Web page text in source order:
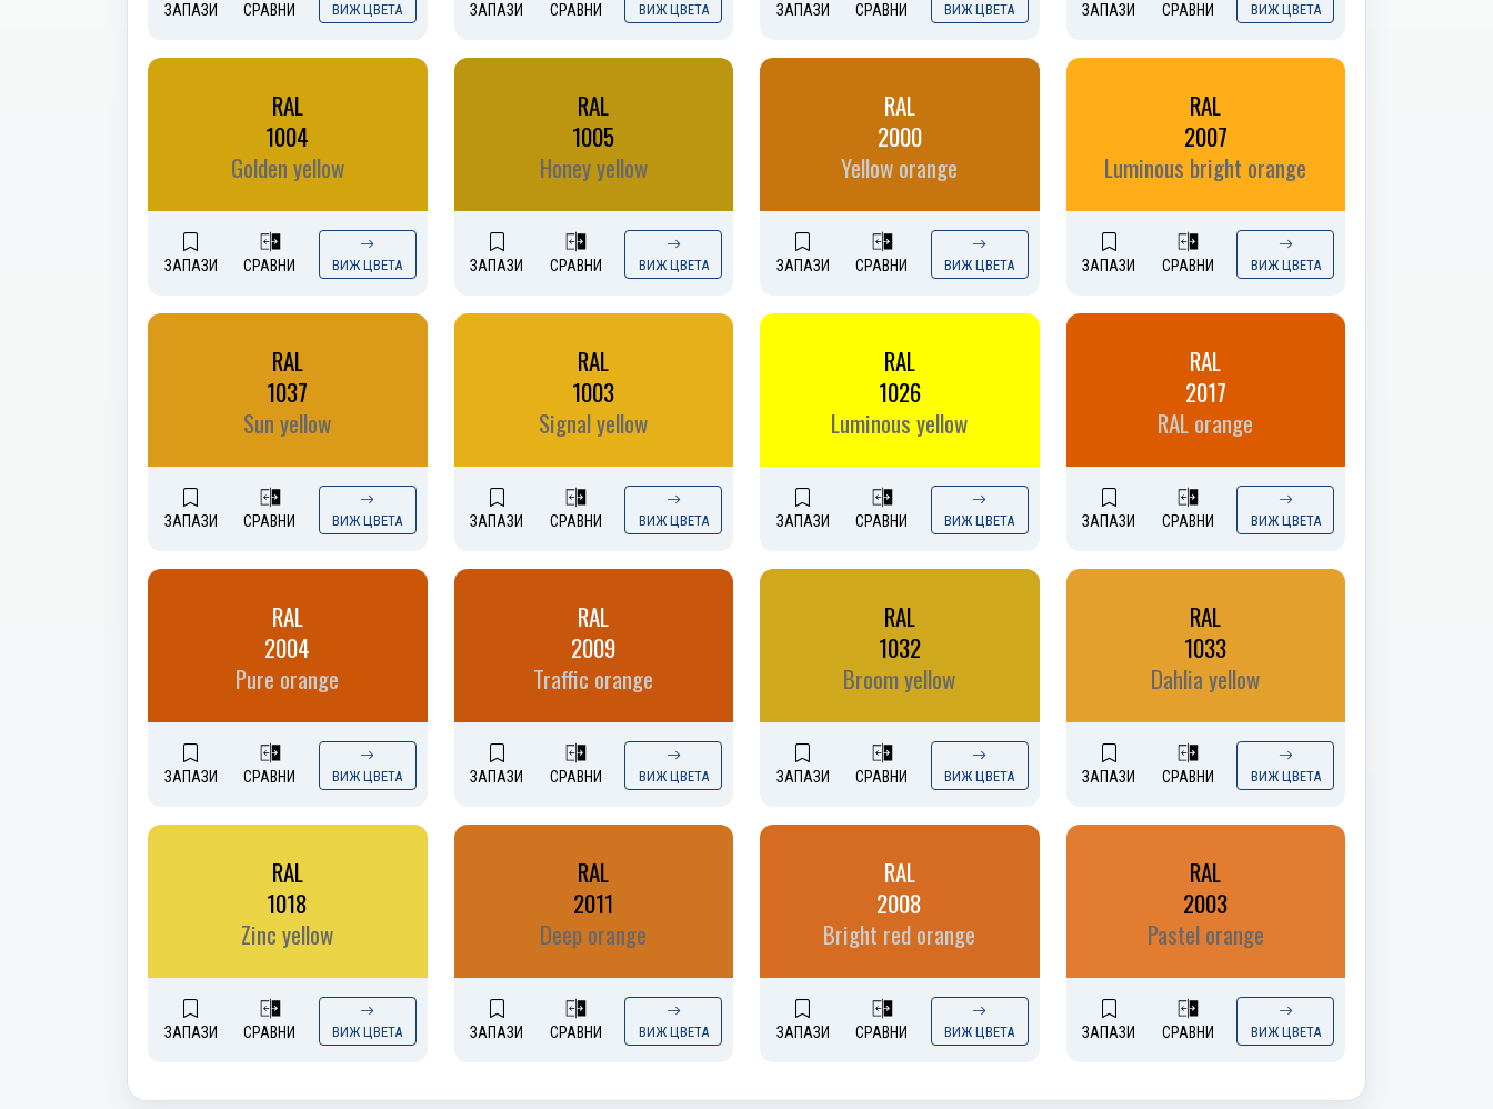
ЗАПАЗИ СРАВНИ ВИЖ ЦВЕТА ЗАПАЗИ СРАВНИ ВИЖ ЦВЕТА ЗАПАЗИ СРАВНИ ВИЖ ЦВЕТА ЗАПАЗИ СРАВНИ ВИЖ ЦВЕТА
RAL
1004
Golden yellow
ЗАПАЗИ СРАВНИ ВИЖ ЦВЕТА
RAL
1005
Honey yellow
ЗАПАЗИ СРАВНИ ВИЖ ЦВЕТА
RAL
2000
Yellow orange
ЗАПАЗИ СРАВНИ ВИЖ ЦВЕТА
RAL
2007
Luminous bright orange
ЗАПАЗИ СРАВНИ ВИЖ ЦВЕТА
RAL
1037
Sun yellow
ЗАПАЗИ СРАВНИ ВИЖ ЦВЕТА
RAL
1003
Signal yellow
ЗАПАЗИ СРАВНИ ВИЖ ЦВЕТА
RAL
1026
Luminous yellow
ЗАПАЗИ СРАВНИ ВИЖ ЦВЕТА
RAL
2017
RAL orange
ЗАПАЗИ СРАВНИ ВИЖ ЦВЕТА
RAL
2004
Pure orange
ЗАПАЗИ СРАВНИ ВИЖ ЦВЕТА
RAL
2009
Traffic orange
ЗАПАЗИ СРАВНИ ВИЖ ЦВЕТА
RAL
1032
Broom yellow
ЗАПАЗИ СРАВНИ ВИЖ ЦВЕТА
RAL
1033
Dahlia yellow
ЗАПАЗИ СРАВНИ ВИЖ ЦВЕТА
RAL
1018
Zinc yellow
ЗАПАЗИ СРАВНИ ВИЖ ЦВЕТА
RAL
2011
Deep orange
ЗАПАЗИ СРАВНИ ВИЖ ЦВЕТА
RAL
2008
Bright red orange
ЗАПАЗИ СРАВНИ ВИЖ ЦВЕТА
RAL
2003
Pastel orange
ЗАПАЗИ СРАВНИ ВИЖ ЦВЕТА